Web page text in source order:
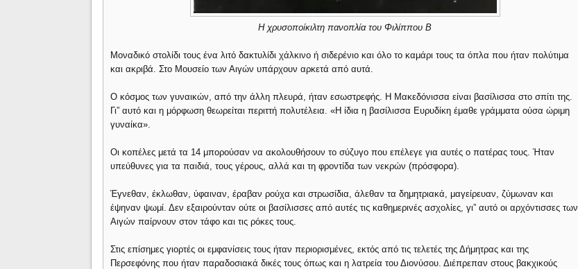
Η χρυσοποίκιλτη πανοπλία του Φιλίππου Β
Μοναδικό στολίδι τους ένα λιτό δακτυλίδι χάλκινο ή σιδερένιο και όλο το καμάρι τους τα όπλα που ήταν πολύτιμα
και ακριβά. Στο Μουσείο των Αιγών υπάρχουν αρκετά από αυτά.
Ο κόσμος των γυναικών, από την άλλη πλευρά, ήταν εσωστρεφής. Η Μακεδόνισσα είναι βασίλισσα στο σπίτι της.
Γι” αυτό και η μόρφωση θεωρείται περιττή πολυτέλεια. «Η ίδια η βασίλισσα Ευρυδίκη έμαθε γράμματα ούσα ώριμη
γυναίκα».
Οι κοπέλες μετά τα 14 μπορούσαν να ακολουθήσουν το σύζυγο που επέλεγε για αυτές ο πατέρας τους. Ήταν
υπεύθυνες για τα παιδιά, τους γέρους, αλλά και τη φροντίδα των νεκρών (πρόσφορα).
Έγνεθαν, έκλωθαν, ύφαιναν, έραβαν ρούχα και στρωσίδια, άλεθαν τα δημητριακά, μαγείρευαν, ζύμωναν και
έψηναν ψωμί. Δεν εξαιρούνταν ούτε οι βασίλισσες από αυτές τις καθημερινές ασχολίες, γι” αυτό οι αρχόντισσες των
Αιγών παίρνουν στον τάφο και τις ρόκες τους.
Στις επίσημες γιορτές οι εμφανίσεις τους ήταν περιορισμένες, εκτός από τις τελετές της Δήμητρας και της
Περσεφόνης που ήταν παραδοσιακά δικές τους όπως και η λατρεία του Διονύσου. Διέπρεπαν στους βακχικούς